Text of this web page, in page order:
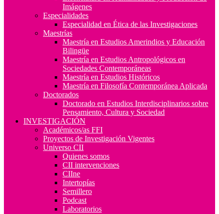
Imágenes
Especialidades
Especialidad en Ética de las Investigaciones
Maestrías
Maestría en Estudios Amerindios y Educación
Bilingüe
Maestría en Estudios Antropológicos en
Sociedades Contemporáneas
Maestría en Estudios Históricos
Maestría en Filosofía Contemporánea Aplicada
Doctorados
Doctorado en Estudios Interdisciplinarios sobre
Pensamiento, Cultura y Sociedad
INVESTIGACIÓN
Académicos/as FFI
Proyectos de Investigación Vigentes
Universo CII
Quienes somos
CII intervenciones
CIIne
Intertopías
Semillero
Podcast
Laboratorios